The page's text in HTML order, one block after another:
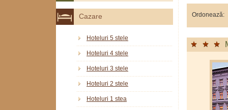
Ordonează:
Cazare
Hoteluri 5 stele
Hoteluri 4 stele
Hoteluri 3 stele
Hoteluri 2 stele
Hoteluri 1 stea